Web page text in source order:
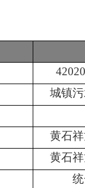
城镇
黄石
黄石